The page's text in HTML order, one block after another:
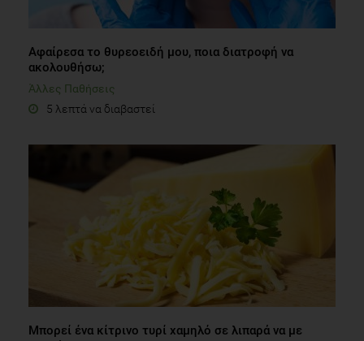
Αφαίρεσα το θυρεοειδή μου, ποια διατροφή να
ακολουθήσω;
Άλλες Παθήσεις
5 λεπτά να διαβαστεί
Μπορεί ένα κίτρινο τυρί χαμηλό σε λιπαρά να με